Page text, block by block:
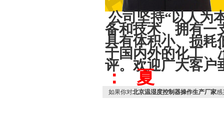
公司坚持“以人为
备和技术、拥有一
具有体积小、损耗
于国内外的化工、
评。欢迎广大客户
： 夏
如果你对北京温湿度控制器操作生产厂家感